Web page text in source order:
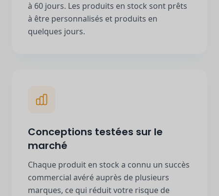
à 60 jours. Les produits en stock sont prêts
à être personnalisés et produits en
quelques jours.
Conceptions testées sur le
marché
Chaque produit en stock a connu un succès
commercial avéré auprès de plusieurs
marques, ce qui réduit votre risque de